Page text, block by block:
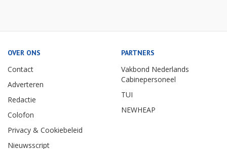
OVER ONS
Contact
Adverteren
Redactie
Colofon
Privacy & Cookiebeleid
Nieuwsscript
PARTNERS
Vakbond Nederlands
Cabinepersoneel
TUI
NEWHEAP